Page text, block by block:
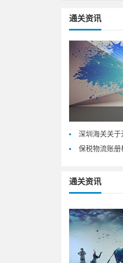
通关资讯
深圳海关关于开
保税物流账
通关资讯